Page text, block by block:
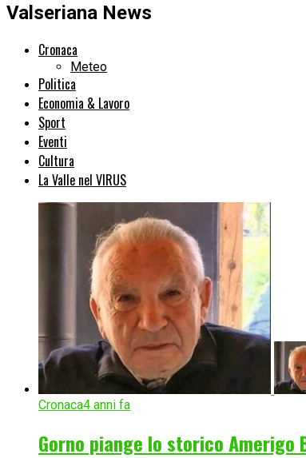
Valseriana News
Cronaca
Meteo
Politica
Economia & Lavoro
Sport
Eventi
Cultura
La Valle nel VIRUS
Cronaca4 anni fa
Gorno piange lo storico Amerigo